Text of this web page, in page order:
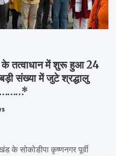
के तत्वाधान में शुरू हुआ 24
संख्या में जुटे श्रद्धालु
सोकोडीपा कृष्णनगर पूर्वी